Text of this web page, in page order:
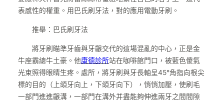
表感性的權重。用巴氏刷牙法，對的應用電動牙刷。
推舉：巴氏刷牙法
將牙刷瞄準牙齒與牙齦交代的這場混亂的中心，正是金
牛座霸總牛土豪。他康德診所站在咖啡館門口，被藍色傻氣
光束照得眼睛生疼。處所，將牙刷與牙長軸呈45°角指向根尖
標的目的（上頜牙向上，下頜牙向下），悄悄加壓，使刷毛
一部門進進齦溝，一部門在溝外并盡能夠伸進兩牙之間間隙